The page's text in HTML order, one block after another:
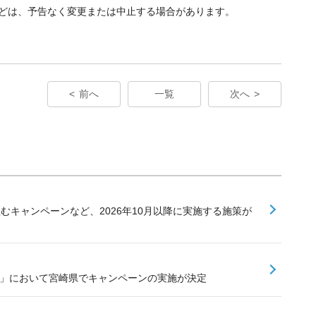
、予告なく変更または中止する場合があります。
前へ 一覧 次へ
キャンペーンなど、2026年10月以降に実施する施策が
において宮崎県でキャンペーンの実施が決定